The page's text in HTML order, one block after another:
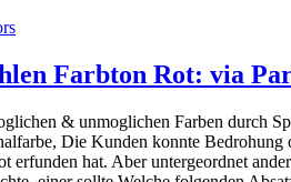
Farbton Rot: via
& unmoglichen Farben durch
Die Kunden konnte
erfunden hat. Aber untergeordnet